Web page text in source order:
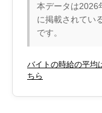
本データは2026
に掲載されてい
です。
バイトの時給の平均
ちら